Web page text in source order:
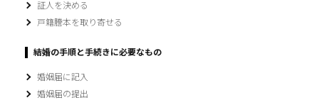
証人を決める
戸籍謄本を取り寄せる
結婚の手順と手続きに必要なもの
婚姻届に記入
婚姻届の提出